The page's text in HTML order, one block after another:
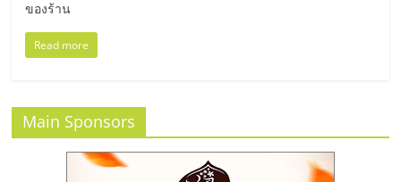
รน
ไชส์,
ที่
ของร้าน
Read more
Main Sponsors